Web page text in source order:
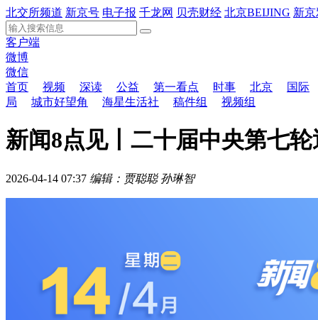
北交所频道 新京号 电子报 千龙网 贝壳财经 北京BEIJING 新
客户端
微博
微信
首页
视频 深读 公益 第一看点 时事 北京
国际
局
城市好望角 海星生活社 稿件组 视频组
新闻8点见丨二十届中央第七
2026-04-14 07:37 编辑：贾聪聪 孙琳智